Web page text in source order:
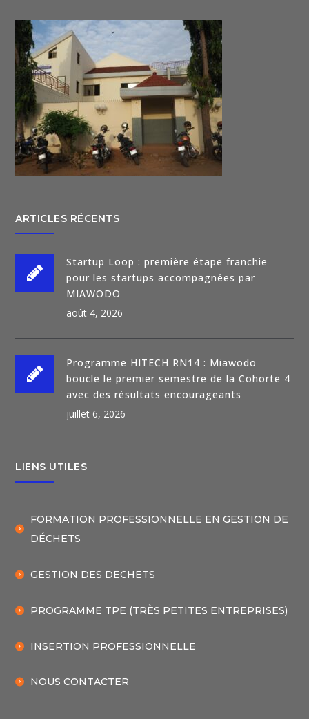
ARTICLES RÉCENTS
Startup Loop : première étape franchie
pour les startups accompagnées par
MIAWODO
août 4, 2026
Programme HITECH RN14 : Miawodo
boucle le premier semestre de la Cohorte 4
avec des résultats encourageants
juillet 6, 2026
LIENS UTILES
FORMATION PROFESSIONNELLE EN GESTION DE
DÉCHETS
GESTION DES DECHETS
PROGRAMME TPE (TRÈS PETITES ENTREPRISES)
INSERTION PROFESSIONNELLE
NOUS CONTACTER